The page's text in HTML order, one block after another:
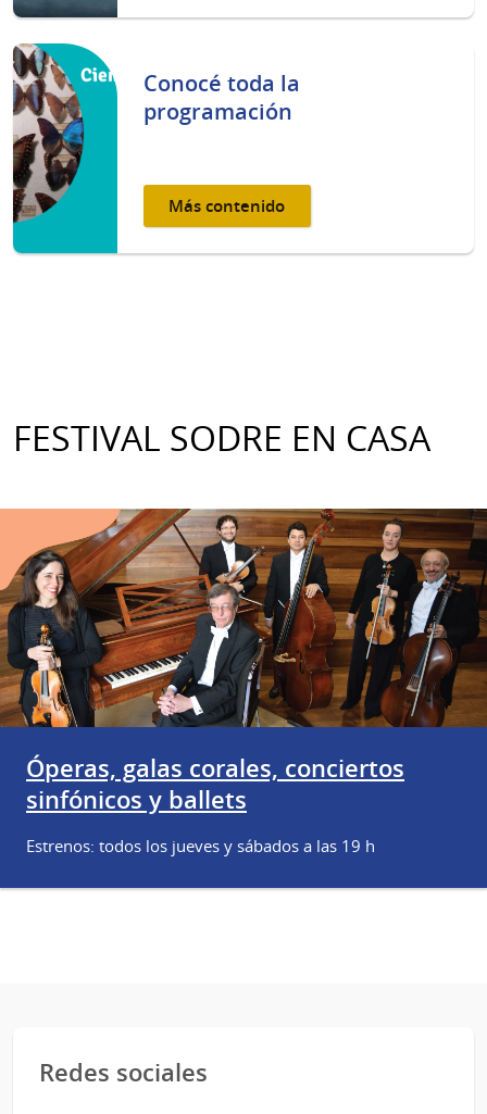
Conocé toda la
programación
Más contenido
FESTIVAL SODRE EN CASA
Óperas, galas corales, conciertos
sinfónicos y ballets
Estrenos: todos los jueves y sábados a las 19 h
Redes sociales